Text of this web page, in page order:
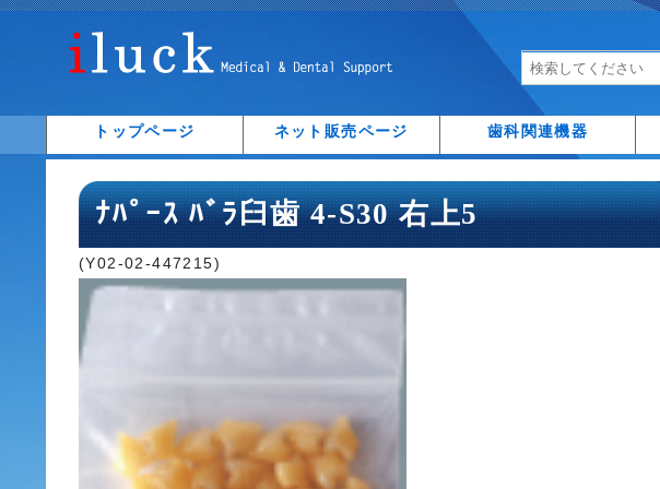
トップページ ネット販売ページ 歯科関連機器
ﾅﾊﾟｰｽ ﾊﾞﾗ臼歯 4-S30 右上5
(Y02-02-447215)